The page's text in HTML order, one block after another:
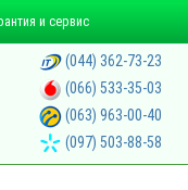
и сервис
(044) 362-73-23
(066) 533-35-03
(063) 963-00-40
(097) 503-88-58